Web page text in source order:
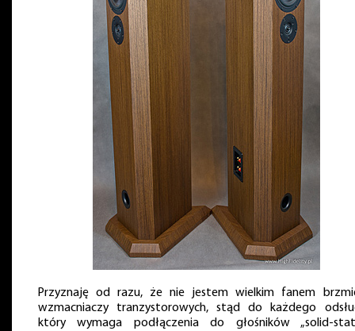
Przyznaję od razu, że nie jestem wielkim fanem
wzmacniaczy tranzystorowych, stąd do każdego
który wymaga podłączenia do głośników „solid-